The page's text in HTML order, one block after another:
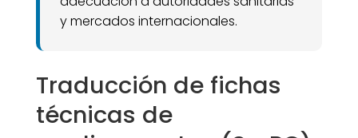
y mercados internacionales.
Traducción de fichas
técnicas de